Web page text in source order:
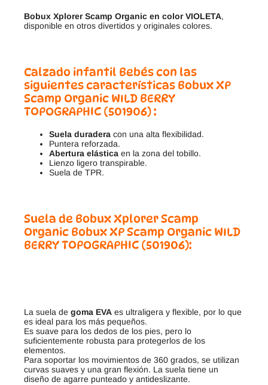
Bobux Xplorer Scamp Organic en color VIOLETA,
disponible en otros divertidos y originales colores.
Calzado infantil Bebés con las
siguientes características Bobux XP
Scamp Organic WILD BERRY
TOPOGRAPHIC (501906):
Suela duradera con una alta flexibilidad.
Puntera reforzada.
Abertura elástica en la zona del tobillo.
Lienzo ligero transpirable.
Suela de TPR.
Suela de Bobux Xplorer Scamp
Organic Bobux XP Scamp Organic WILD
BERRY TOPOGRAPHIC (501906):
La suela de goma EVA es ultraligera y flexible, por lo que
es ideal para los más pequeños.
Es suave para los dedos de los pies, pero lo
suficientemente robusta para protegerlos de los
elementos.
Para soportar los movimientos de 360 grados, se utilizan
curvas suaves y una gran flexión. La suela tiene un
diseño de agarre punteado y antideslizante.